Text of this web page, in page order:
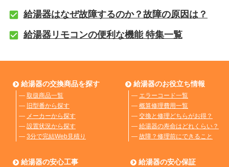
給湯器はなぜ故障するのか？故障の原因は？
給湯器リモコンの便利な機能 特集一覧
給湯器の交換商品を探す
― 取扱商品一覧
― 旧型番から探す
― メーカーから探す
― 設置状況から探す
― 3分で完結Web見積り
給湯器のお役立ち情報
― エラーコード一覧
― 概算修理費用一覧
― 交換と修理どちらがお得？
― 給湯器の寿命はどれくらい？
― 故障？修理前にできること
給湯器の安心工事 給湯器の安心保証